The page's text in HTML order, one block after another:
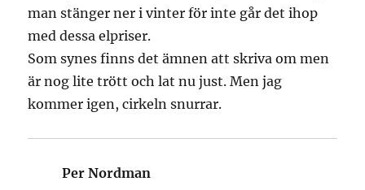
man stänger ner i vinter för inte går det ihop
med dessa elpriser.
Som synes finns det ämnen att skriva om men
är nog lite trött och lat nu just. Men jag
kommer igen, cirkeln snurrar.
Per Nordman